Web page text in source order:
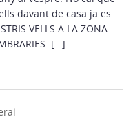
davant de casa ja es
VELLS A LA ZONA
[…]